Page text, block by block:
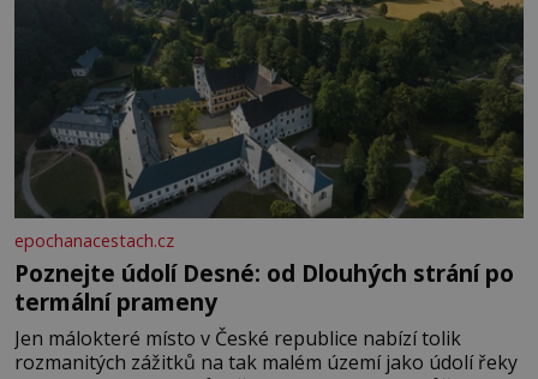
epochanacestach.cz
Poznejte údolí Desné: od Dlouhých strání po
termální prameny
Jen málokteré místo v České republice nabízí tolik
rozmanitých zážitků na tak malém území jako údolí řeky